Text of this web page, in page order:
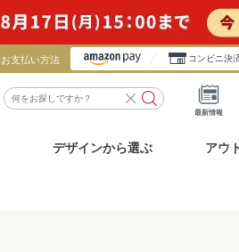
お支払い方法 コンビニ決
最新情報
デザインから選ぶ アウ